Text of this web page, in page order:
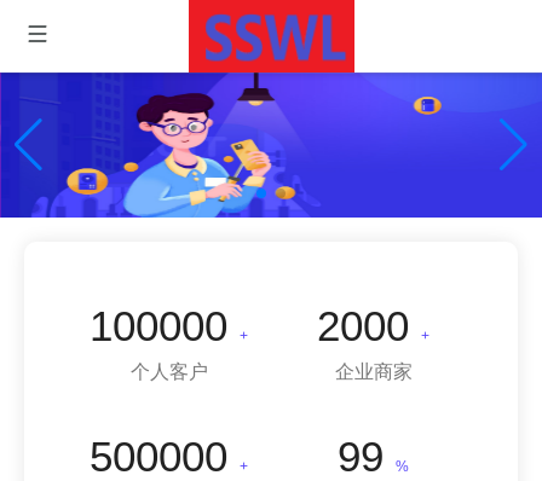
专业维修，我们值得信赖！
100000 +
个人客户
2000 +
企业商家
500000 + 99 %